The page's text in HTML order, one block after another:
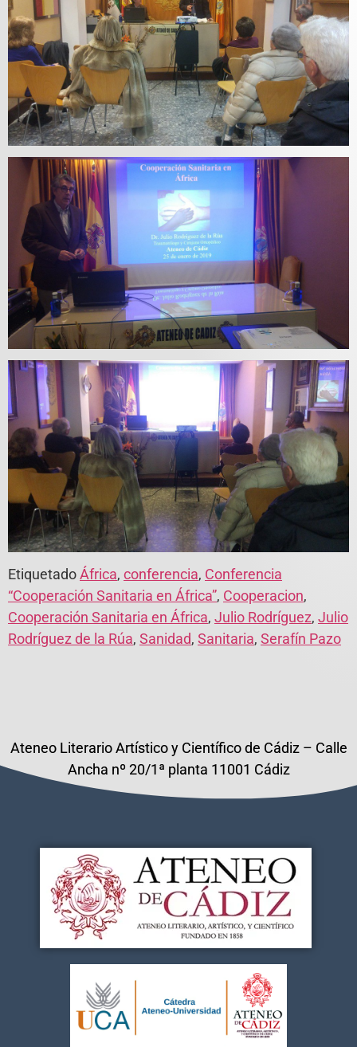
EtiquetadoÁfrica, conferencia, Conferencia
“Cooperación Sanitaria en África”, Cooperacion,
Cooperación Sanitaria en África, Julio Rodríguez, Julio
Rodríguez de la Rúa, Sanidad, Sanitaria, Serafín Pazo
Ateneo Literario Artístico y Científico de Cádiz – Calle
Ancha nº 20/1ª planta 11001 Cádiz